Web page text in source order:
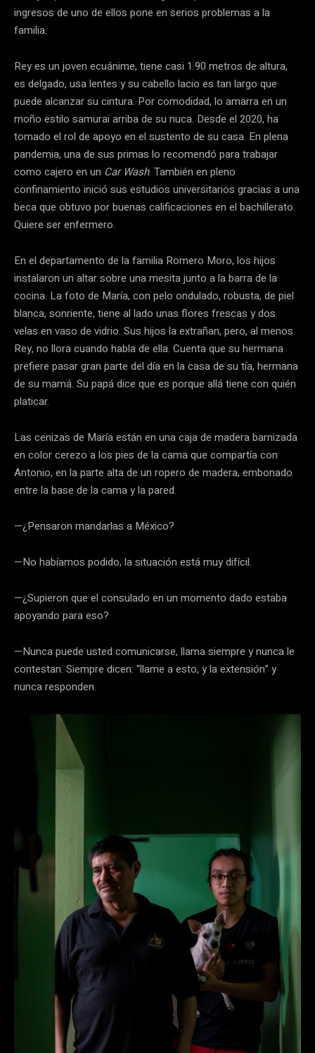
ingresos de uno de ellos pone en serios problemas a la
familia.
Rey es un joven ecuánime, tiene casi 1.90 metros de altura,
es delgado, usa lentes y su cabello lacio es tan largo que
puede alcanzar su cintura. Por comodidad, lo amarra en un
moño estilo samurai arriba de su nuca. Desde el 2020, ha
tomado el rol de apoyo en el sustento de su casa. En plena
pandemia, una de sus primas lo recomendó para trabajar
como cajero en un Car Wash. También en pleno
confinamiento inició sus estudios universitarios gracias a una
beca que obtuvo por buenas calificaciones en el bachillerato.
Quiere ser enfermero.
En el departamento de la familia Romero Moro, los hijos
instalaron un altar sobre una mesita junto a la barra de la
cocina. La foto de María, con pelo ondulado, robusta, de piel
blanca, sonriente, tiene al lado unas flores frescas y dos
velas en vaso de vidrio. Sus hijos la extrañan, pero, al menos
Rey, no llora cuando habla de ella. Cuenta que su hermana
prefiere pasar gran parte del día en la casa de su tía, hermana
de su mamá. Su papá dice que es porque allá tiene con quién
platicar.
Las cenizas de María están en una caja de madera barnizada
en color cerezo a los pies de la cama que compartía con
Antonio, en la parte alta de un ropero de madera, embonado
entre la base de la cama y la pared.
—¿Pensaron mandarlas a México?
—No habíamos podido, la situación está muy difícil.
—¿Supieron que el consulado en un momento dado estaba
apoyando para eso?
—Nunca puede usted comunicarse, llama siempre y nunca le
contestan. Siempre dicen: “llame a esto, y la extensión” y
nunca responden.